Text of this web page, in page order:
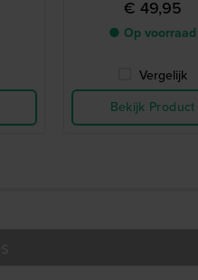
€ 49,95
● Op voorraad
Vergelijk
Bekijk Product